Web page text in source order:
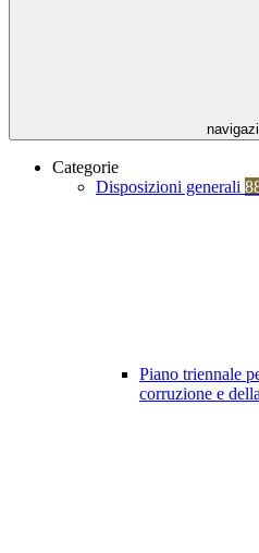
Categorie
Disposizioni generali
Piano triennale
corruzione e